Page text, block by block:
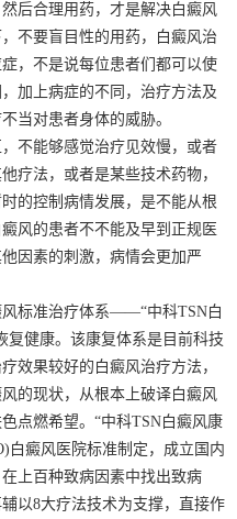
后合理用药，才是解决白癜风
不要盲目性的用药，白癜风治
，不是说每位患者们都可以使
加上病症的不同，治疗方法及
当对患者身体的威胁。
不能够感觉治疗见效慢，或者
疗法，或者是某些技术药物，
的控制病情发展，是不能从根
风的患者不不能及早到正规医
因素的刺激，病情会更加严
标准治疗体系——“中科TSN白
复健康。该康复体系是目前科技
效果较好的白癜风治疗方法，
的现状，从根本上破译白癜风
点燃希望。“中科TSN白癜风康
白癜风医院标准制定，成立国内
上百种致病因素中找出致病
以8大疗法技术为支撑，直接作